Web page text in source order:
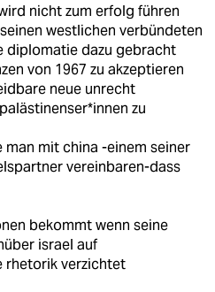
nicht zum erfolg führen
westlichen verbündeten
diplomatie dazu gebracht
von 1967 zu akzeptieren
neue unrecht
zu
mit china -einem seiner
vereinbaren-dass
bekommt wenn seine
israel auf
rhetorik verzichtet